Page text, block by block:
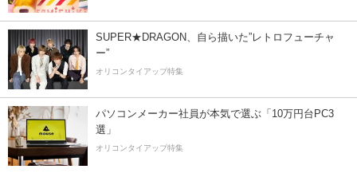
SUPER★DRAGON、自ら描いた”レトロフューチャ
ー”
オリコンタイアップ特集
パソコンメーカー社員が本気で選ぶ「10万円台PC3
選」
オリコンタイアップ特集